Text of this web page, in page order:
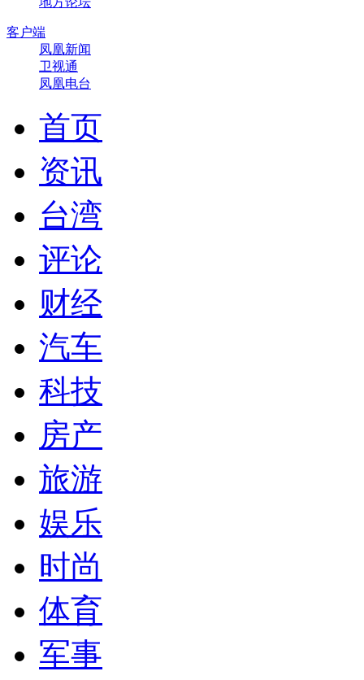
客户端
凤凰新闻
卫视通
凤凰电台
首页
资讯
台湾
评论
财经
汽车
科技
房产
旅游
娱乐
时尚
体育
军事